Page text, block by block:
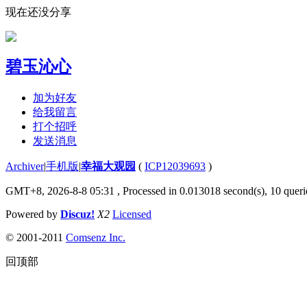
现在还没分享
碧玉沁心
加为好友
给我留言
打个招呼
发送消息
Archiver|手机版|幸福大观园 ( ICP12039693 )
GMT+8, 2026-8-8 05:31 , Processed in 0.013018 second(s), 10
Powered by Discuz! X2 Licensed
© 2001-2011 Comsenz Inc.
回顶部